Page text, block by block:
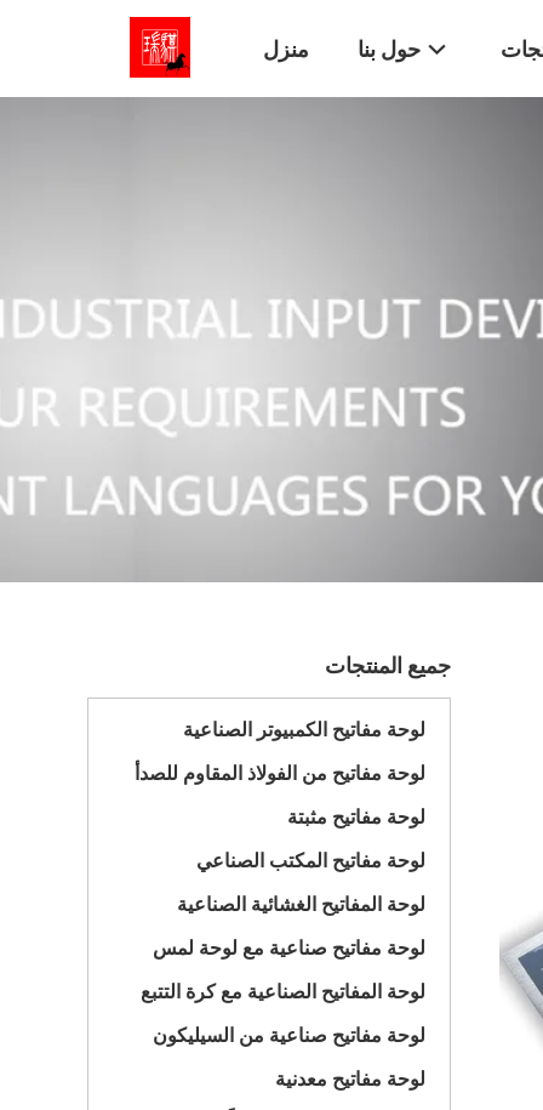
منزل حول بنا
جميع المنتجات
لوحة مفاتيح الكمبيوتر الصناعية
لوحة مفاتيح من الفولاذ المقاوم للصدأ
لوحة مفاتيح مثبتة
لوحة مفاتيح المكتب الصناعي
لوحة المفاتيح الغشائية الصناعية
لوحة مفاتيح صناعية مع لوحة لمس
لوحة المفاتيح الصناعية مع كرة التتبع
لوحة مفاتيح صناعية من السيليكون
لوحة مفاتيح معدنية